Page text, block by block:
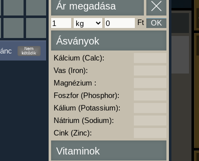
Ha ma már nem eszel/sportolsz többet,
kattints a kiértékelésre!
A Kalória Szimulátor Prémium funkció.
-
Ár megadása
Ft OK
Ásványok
Kálcium (Calc):
Vas (Iron):
Magnézium :
Foszfor (Phosphor):
Kálium (Potassium):
Nátrium (Sodium):
Cink (Zinc):
Vitaminok